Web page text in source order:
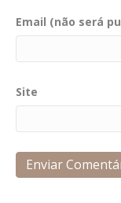
Email (não será
Site